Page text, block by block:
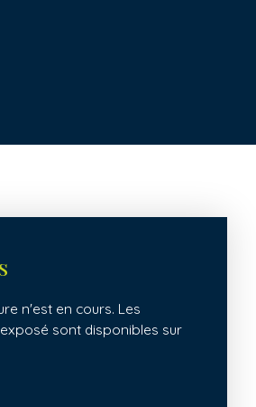
n'est en cours. Les
sont disponibles sur